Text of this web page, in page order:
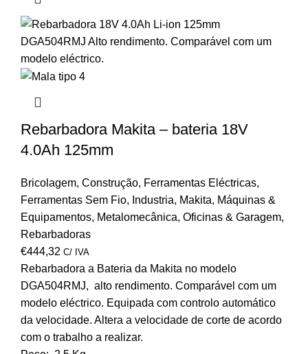
Rebarbadora Makita – bateria 18V
4.0Ah 125mm
Bricolagem, Construção, Ferramentas Eléctricas,
Ferramentas Sem Fio, Industria, Makita, Máquinas &
Equipamentos, Metalomecânica, Oficinas & Garagem,
Rebarbadoras
€444,32 C/ IVA
Rebarbadora a Bateria da Makita no modelo
DGA504RMJ, alto rendimento. Comparável com um
modelo eléctrico. Equipada com controlo automático
da velocidade. Altera a velocidade de corte de acordo
com o trabalho a realizar.